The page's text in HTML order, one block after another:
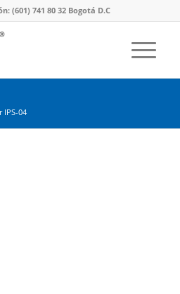
(601) 741 80 32 Bogotá D.C
IPS-04